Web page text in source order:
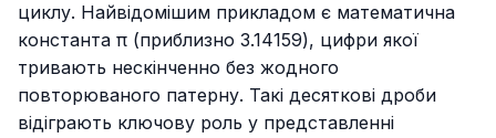
циклу. Найвідомішим прикладом є математична
константа π (приблизно 3.14159), цифри якої
тривають нескінченно без жодного
повторюваного патерну. Такі десяткові дроби
відіграють ключову роль у представленні